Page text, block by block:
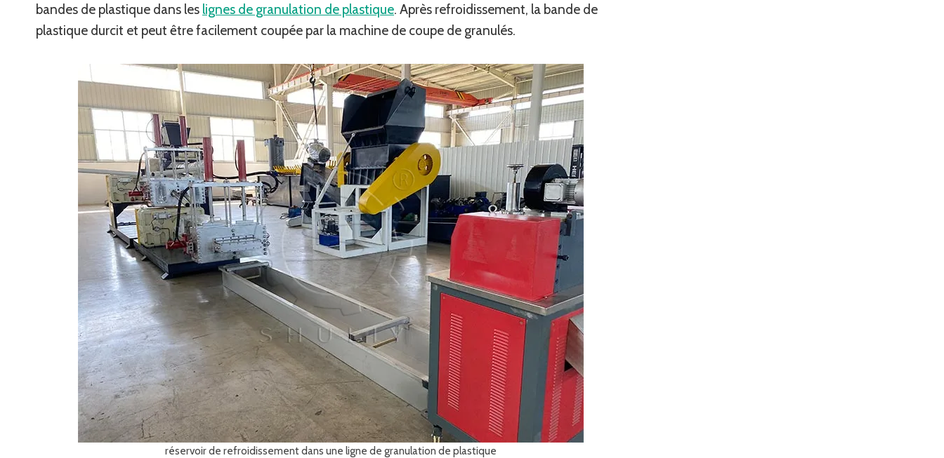
bandes de plastique dans les lignes de granulation de plastique. Après refroidissement, la bande de
plastique durcit et peut être facilement coupée par la machine de coupe de granulés.
réservoir de refroidissement dans une ligne de granulation de plastique